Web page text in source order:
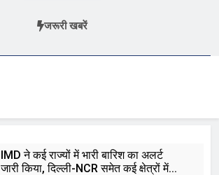
Jai Rashtra
हिंदी समाचार
जरूरी खबरें
IMD ने कई राज्यों में भारी बारिश का अलर्ट
जारी किया, दिल्ली-NCR समेत कई क्षेत्रों में